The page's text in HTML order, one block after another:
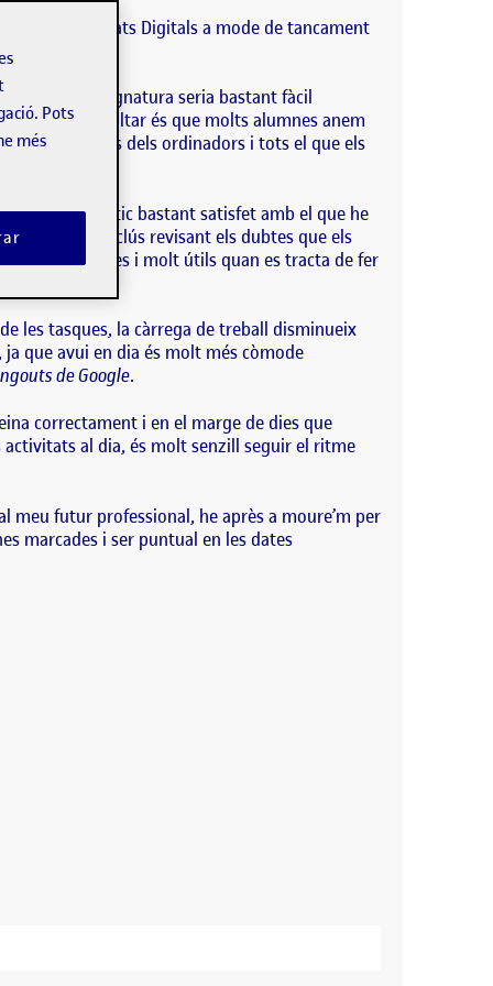
i Comunitats Digitals a mode de tancament
aquesta assignatura seria bastant fàcil
de ressaltar és que molts alumnes anem
ocasions, l’ús dels ordinadors i tots el que els
dir que estic bastant satisfet amb el que he
a
o inclús revisant els dubtes que els
molt intuïtives i molt útils quan es tracta de fer
les tasques, la càrrega de treball disminueix
que avui en dia és molt més còmode
de Google.
correctament i en el marge de dies que
al dia, és molt senzill seguir el ritme
meu futur professional, he après a moure’m per
marcades i ser puntual en les dates
Pots
més